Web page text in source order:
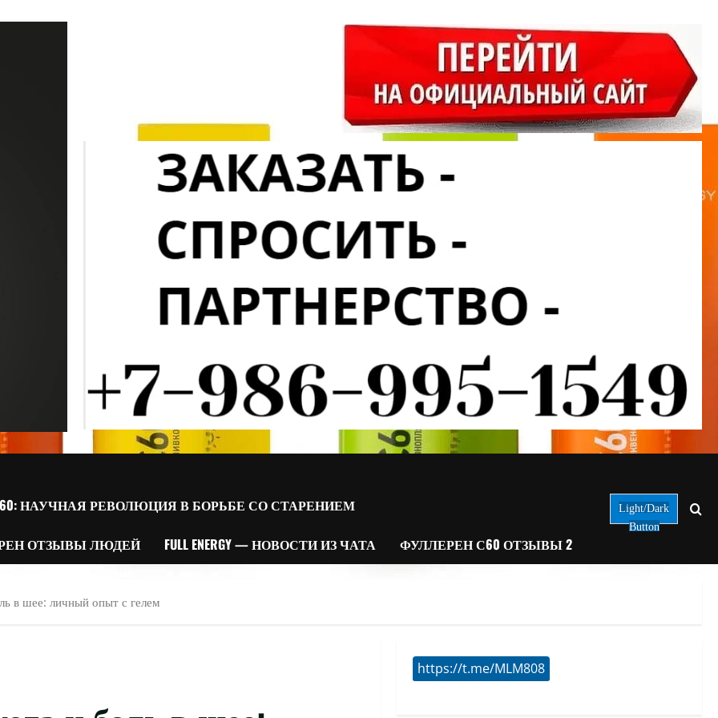
НАУЧНАЯ РЕВОЛЮЦИЯ В БОРЬБЕ СО СТАРЕНИЕМ
ОТЗЫВЫ ЛЮДЕЙ FULL ENERGY — НОВОСТИ ИЗ ЧАТА ФУЛЛЕРЕН С60 ОТЗЫВЫ 2
Light/Dark
Button
в шее: личный опыт с гелем
https://t.me/MLM808